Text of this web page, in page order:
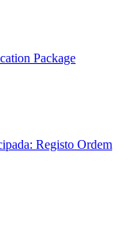
Package
Registo Ordem